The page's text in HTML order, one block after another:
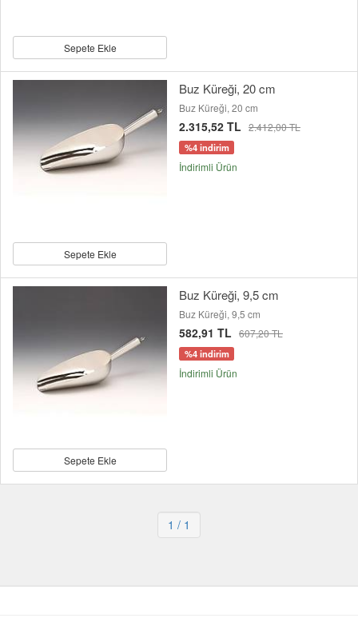
Sepete Ekle
Sepete Ekle
Buz Küreği, 20 cm
Buz Küreği, 20 cm
2.315,52 TL 2.412,00 TL
%4 indirim
İndirimli Ürün
Sepete Ekle
Buz Küreği, 9,5 cm
Buz Küreği, 9,5 cm
582,91 TL 607,20 TL
%4 indirim
İndirimli Ürün
1 / 1